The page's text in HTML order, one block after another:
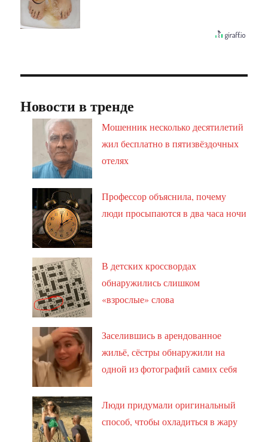
Новости в тренде
Мошенник несколько десятилетий
жил бесплатно в пятизвёздочных
отелях
Профессор объяснила, почему
люди просыпаются в два часа ночи
В детских кроссвордах
обнаружились слишком
«взрослые» слова
Заселившись в арендованное
жильё, сёстры обнаружили на
одной из фотографий самих себя
Люди придумали оригинальный
способ, чтобы охладиться в жару